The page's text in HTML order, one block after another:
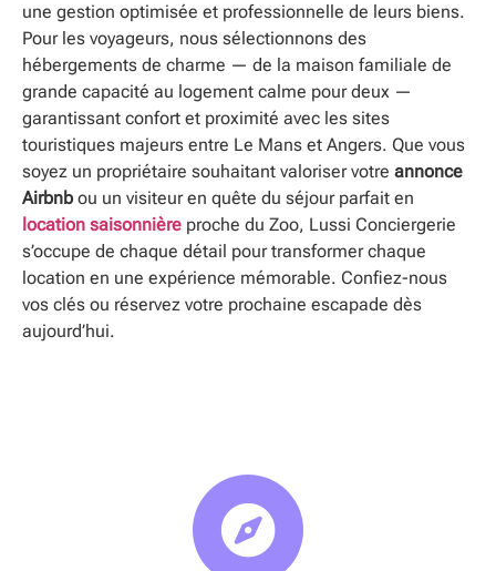
une gestion optimisée et professionnelle de leurs biens.
Pour les voyageurs, nous sélectionnons des
hébergements de charme — de la maison familiale de
grande capacité au logement calme pour deux —
garantissant confort et proximité avec les sites
touristiques majeurs entre Le Mans et Angers. Que vous
soyez un propriétaire souhaitant valoriser votre annonce
Airbnbou un visiteur en quête du séjour parfait en
location saisonnière proche du Zoo, Lussi Conciergerie
s’occupe de chaque détail pour transformer chaque
location en une expérience mémorable. Confiez-nous
vos clés ou réservez votre prochaine escapade dès
aujourd’hui.